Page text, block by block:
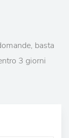
basta
3 giorni